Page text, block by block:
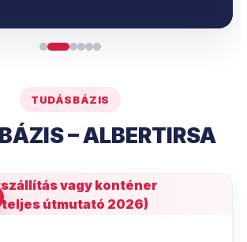
TUDÁSBÁZIS
– ALBERTIRSA